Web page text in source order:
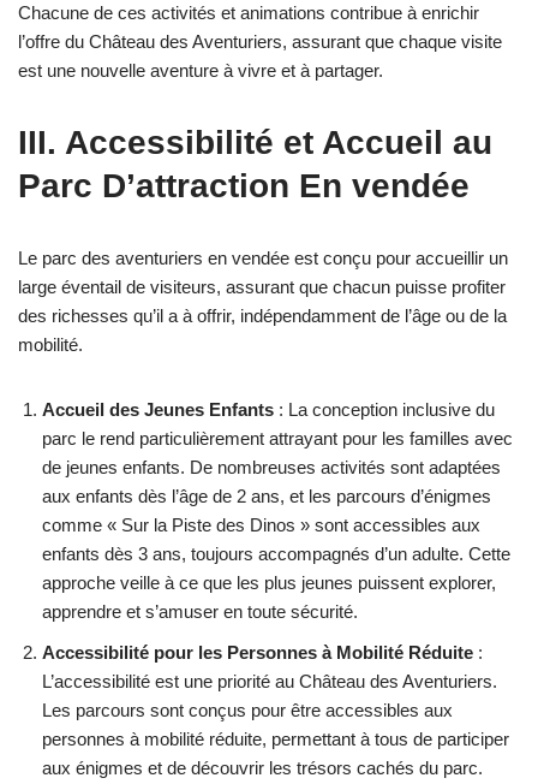
Chacune de ces activités et animations contribue à enrichir
l’offre du Château des Aventuriers, assurant que chaque visite
est une nouvelle aventure à vivre et à partager.
III. Accessibilité et Accueil au
Parc D’attraction En vendée
Le parc des aventuriers en vendée est conçu pour accueillir un
large éventail de visiteurs, assurant que chacun puisse profiter
des richesses qu’il a à offrir, indépendamment de l’âge ou de la
mobilité.
Accueil des Jeunes Enfants : La conception inclusive du
parc le rend particulièrement attrayant pour les familles avec
de jeunes enfants. De nombreuses activités sont adaptées
aux enfants dès l’âge de 2 ans, et les parcours d’énigmes
comme « Sur la Piste des Dinos » sont accessibles aux
enfants dès 3 ans, toujours accompagnés d’un adulte. Cette
approche veille à ce que les plus jeunes puissent explorer,
apprendre et s’amuser en toute sécurité.
Accessibilité pour les Personnes à Mobilité Réduite :
L’accessibilité est une priorité au Château des Aventuriers.
Les parcours sont conçus pour être accessibles aux
personnes à mobilité réduite, permettant à tous de participer
aux énigmes et de découvrir les trésors cachés du parc.